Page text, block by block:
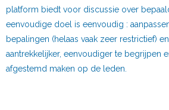
platform biedt voor discussie over
eenvoudige doel is eenvoudig :
bepalingen (helaas vaak zeer restrictief)
aantrekkelijker, eenvoudiger te begrijpen
afgestemd maken op de leden.